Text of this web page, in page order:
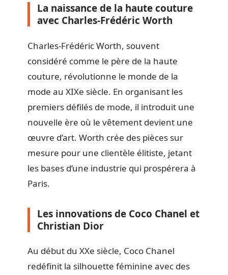
La naissance de la haute couture
avec Charles-Frédéric Worth
Charles-Frédéric Worth, souvent
considéré comme le père de la haute
couture, révolutionne le monde de la
mode au XIXe siècle. En organisant les
premiers défilés de mode, il introduit une
nouvelle ère où le vêtement devient une
œuvre d’art. Worth crée des pièces sur
mesure pour une clientèle élitiste, jetant
les bases d’une industrie qui prospérera à
Paris.
Les innovations de Coco Chanel et
Christian Dior
Au début du XXe siècle, Coco Chanel
redéfinit la silhouette féminine avec des